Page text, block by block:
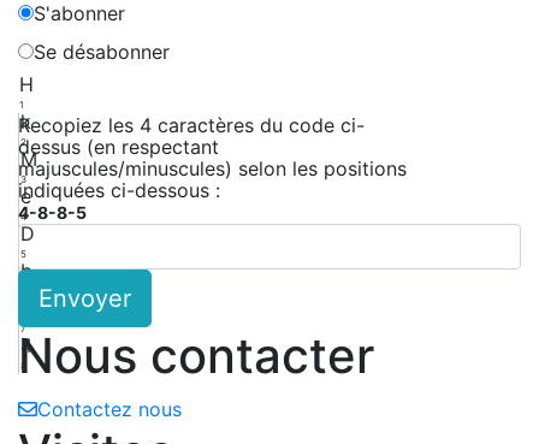
S'abonner
Se désabonner
H
1
k
2
M
3
e
4
D
5
b
7
4
8
Recopiez les 4 caractères du code ci-
dessus (en respectant
majuscules/minuscules) selon les positions
indiquées ci-dessous :
4-8-8-5
Envoyer
Nous contacter
Contactez nous